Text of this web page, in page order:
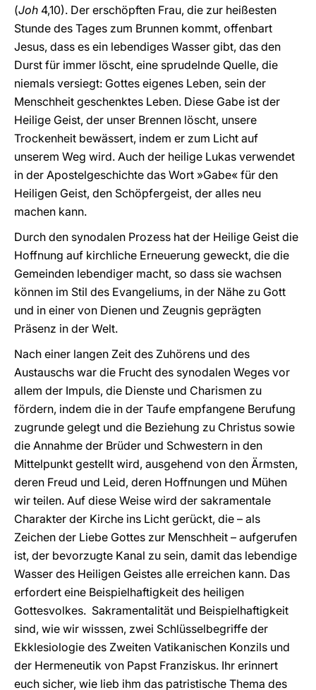
(Joh 4,10). Der erschöpften Frau, die zur heißesten
Stunde des Tages zum Brunnen kommt, offenbart
Jesus, dass es ein lebendiges Wasser gibt, das den
Durst für immer löscht, eine sprudelnde Quelle, die
niemals versiegt: Gottes eigenes Leben, sein der
Menschheit geschenktes Leben. Diese Gabe ist der
Heilige Geist, der unser Brennen löscht, unsere
Trockenheit bewässert, indem er zum Licht auf
unserem Weg wird. Auch der heilige Lukas verwendet
in der Apostelgeschichte das Wort »Gabe« für den
Heiligen Geist, den Schöpfergeist, der alles neu
machen kann.
Durch den synodalen Prozess hat der Heilige Geist die
Hoffnung auf kirchliche Erneuerung geweckt, die die
Gemeinden lebendiger macht, so dass sie wachsen
können im Stil des Evangeliums, in der Nähe zu Gott
und in einer von Dienen und Zeugnis geprägten
Präsenz in der Welt.
Nach einer langen Zeit des Zuhörens und des
Austauschs war die Frucht des synodalen Weges vor
allem der Impuls, die Dienste und Charismen zu
fördern, indem die in der Taufe empfangene Berufung
zugrunde gelegt und die Beziehung zu Christus sowie
die Annahme der Brüder und Schwestern in den
Mittelpunkt gestellt wird, ausgehend von den Ärmsten,
deren Freud und Leid, deren Hoffnungen und Mühen
wir teilen. Auf diese Weise wird der sakramentale
Charakter der Kirche ins Licht gerückt, die – als
Zeichen der Liebe Gottes zur Menschheit – aufgerufen
ist, der bevorzugte Kanal zu sein, damit das lebendige
Wasser des Heiligen Geistes alle erreichen kann. Das
erfordert eine Beispielhaftigkeit des heiligen
Gottesvolkes. Sakramentalität und Beispielhaftigkeit
sind, wie wir wisssen, zwei Schlüsselbegriffe der
Ekklesiologie des Zweiten Vatikanischen Konzils und
der Hermeneutik von Papst Franziskus. Ihr erinnert
euch sicher, wie lieb ihm das patristische Thema des